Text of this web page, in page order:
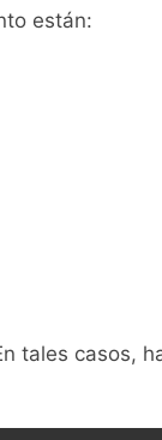
están:
tales casos,